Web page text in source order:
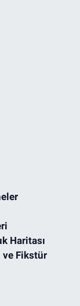
Haritası
ve Fikstür